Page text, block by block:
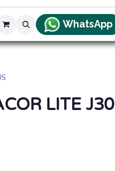
WhatsApp
LITE J30